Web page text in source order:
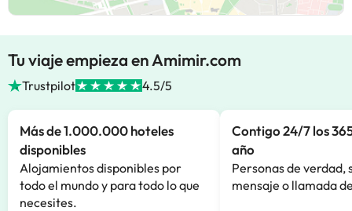
Tu viaje empieza en Amimir.com
Trustpilot 4.5/5
Más de 1.000.000 hoteles
disponibles
Alojamientos disponibles por
todo el mundo y para todo lo que
necesites.
Contigo 24/7 los
año
Personas de verdad,
mensaje o llamada